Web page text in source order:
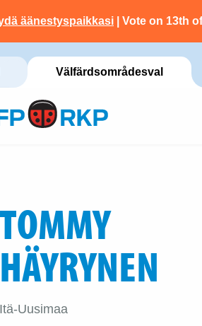
äänestyspaikkasi | Vote on 13th
Välfärdsområdesval
TOMMY
HÄYRYNEN
Itä-Uusimaa